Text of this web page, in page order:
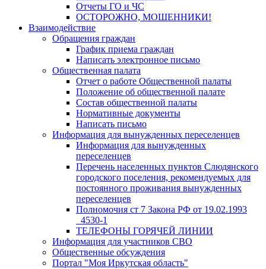
Отчеты ГО и ЧС
ОСТОРОЖНО, МОШЕННИКИ!
Взаимодействие
Обращения граждан
График приема граждан
Написать электронное письмо
Общественная палата
Отчет о работе Общественной палаты
Положение об общественной палате
Состав общественной палаты
Нормативные документы
Написать письмо
Информация для вынужденных переселенцев
Информация для вынужденных
переселенцев
Перечень населенных пунктов Слюдянского
городского поселения, рекомендуемых для
постоянного проживания вынужденных
переселенцев
Полномочия ст 7 Закона РФ от 19.02.1993
_4530-1
ТЕЛЕФОНЫ ГОРЯЧЕЙ ЛИНИИ
Информация для участников СВО
Общественные обсуждения
Портал "Моя Иркутская область"